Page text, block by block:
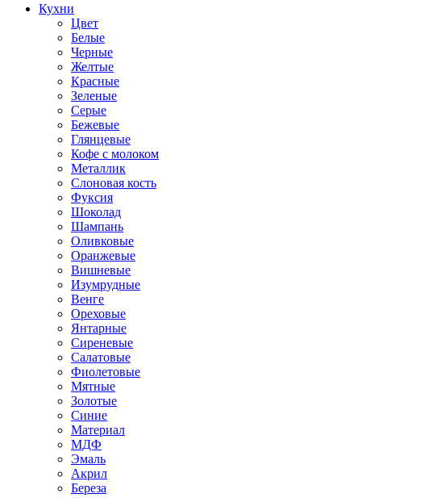
Кухни
Цвет
Белые
Черные
Желтые
Красные
Зеленые
Серые
Бежевые
Глянцевые
Кофе с молоком
Металлик
Слоновая кость
Фуксия
Шоколад
Шампань
Оливковые
Оранжевые
Вишневые
Изумрудные
Венге
Ореховые
Янтарные
Сиреневые
Салатовые
Фиолетовые
Мятные
Золотые
Синие
Материал
МДФ
Эмаль
Акрил
Береза